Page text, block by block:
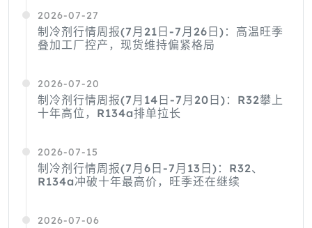
2026-07-27
制冷剂行情周报(7月21日-7月26日)：高温旺季
叠加工厂控产，现货维持偏紧格局
2026-07-20
制冷剂行情周报(7月14日-7月20日)：R32攀上
十年高位，R134a排单拉长
2026-07-15
制冷剂行情周报(7月6日-7月13日)：R32、
R134a冲破十年最高价，旺季还在继续
2026-07-06